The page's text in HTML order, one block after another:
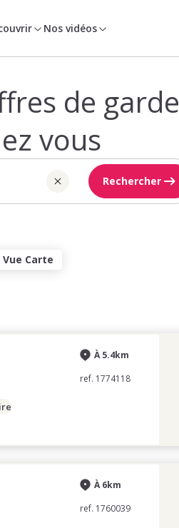
Nos vidéos
de garde
vous
Rechercher
Vue Carte
À 5.4km
ref. 1774118
À 6km
ref. 1760039